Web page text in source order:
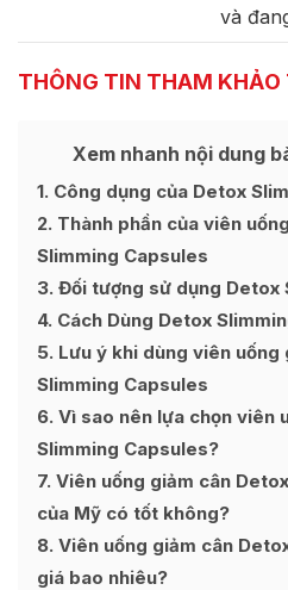
và
THÔNG TIN THAM KHẢO
Xem nhanh nội dung
1 Công dụng của Detox
2 Thành phần của viên
Slimming Capsules
3 Đối tượng sử dụng Detox
4 Cách Dùng Detox
5 Lưu ý khi dùng viên uống
Slimming Capsules
6 Vì sao nên lựa chọn viên
Slimming Capsules?
7 Viên uống giảm cân
của Mỹ có tốt không?
8 Viên uống giảm cân
giá bao nhiêu?